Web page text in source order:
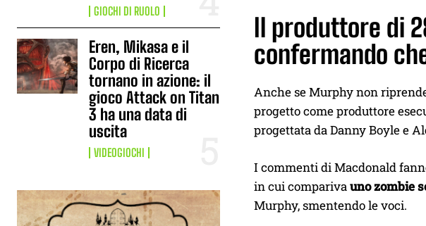
GIOCHI DI RUOLO
Eren, Mikasa e il
Corpo di Ricerca
tornano in azione: il
gioco Attack on Titan
3 ha una data di
uscita
VIDEOGIOCHI
Il produttore di
confermando
Anche se Murphy non
progetto come produttore
progettata da Danny Boyle e
I commenti di Macdonald
in cui comparivauno zombie
Murphy, smentendo le voci.